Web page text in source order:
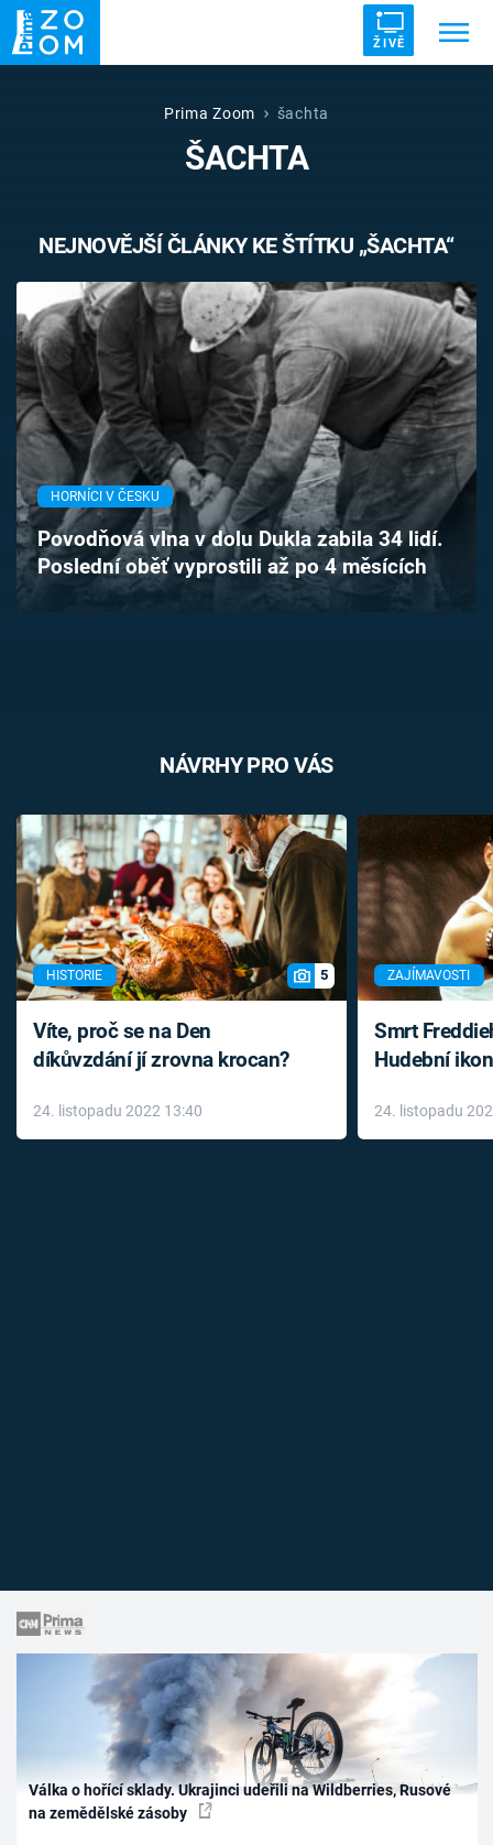
ŽIVĚ
UFO DRUHÁ SVĚTOVÁ VÁLKA
VETŘELCI DÁVNOVĚKU
Témata
Témata
Pořady
TV Program
Časopis
Sledujte prima+
Prima Zoom šachta
ŠACHTA
NEJNOVĚJŠÍ ČLÁNKY KE ŠTÍTKU „ŠACHTA“
HORNÍCI V ČESKU
Povodňová vlna v dolu Dukla zabila 34 lidí.
Poslední oběť vyprostili až po 4 měsících
NÁVRHY PRO VÁS
HISTORIE 5
Víte, proč se na Den
díkůvzdání jí zrovna krocan?
24. listopadu 2022 13:40
ZAJÍMAVOSTI
Smrt
Hudební
léky
24. listopadu
Válka o hořící sklady. Ukrajinci udeřili na Wildberries, Rusové
na zemědělské zásoby